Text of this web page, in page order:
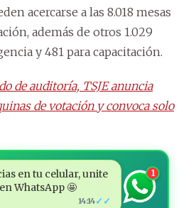
acercarse a las 8.018 mesas
además de otros 1.029
y 481 para capacitación.
de auditoría, TSJE anuncia
de votación y convoca solo
en tu celular, unite
WhatsApp 🤩
14:14✓✓
1